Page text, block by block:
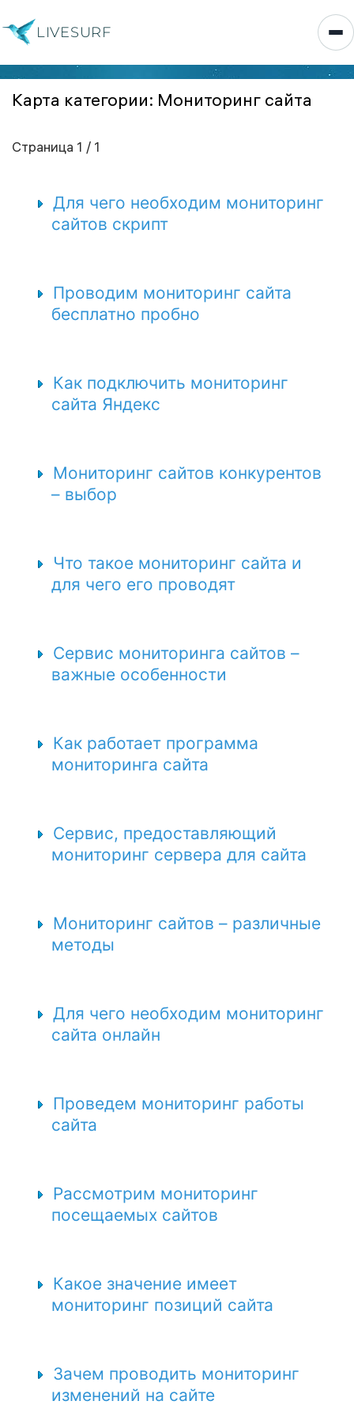
LIVESURF
Карта категории: Мониторинг сайта
Страница 1 / 1
Для чего необходим мониторинг
сайтов скрипт
Проводим мониторинг сайта
бесплатно пробно
Как подключить мониторинг
сайта Яндекс
Мониторинг сайтов конкурентов
– выбор
Что такое мониторинг сайта и
для чего его проводят
Сервис мониторинга сайтов –
важные особенности
Как работает программа
мониторинга сайта
Сервис, предоставляющий
мониторинг сервера для сайта
Мониторинг сайтов – различные
методы
Для чего необходим мониторинг
сайта онлайн
Проведем мониторинг работы
сайта
Рассмотрим мониторинг
посещаемых сайтов
Какое значение имеет
мониторинг позиций сайта
Зачем проводить мониторинг
изменений на сайте